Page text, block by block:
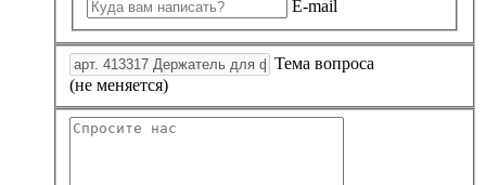
Замки прочие
Ящики для инструментов
Пленки солнцезащитные для окон
Все товары раздела«Хозтовары»
E-mail
Тема вопроса
(не меняется)